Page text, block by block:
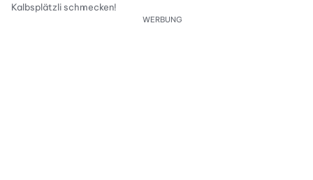
Kalbsplätzli schmecken!
WERBUNG